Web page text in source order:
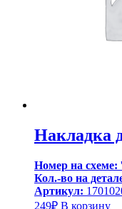
Накладка
Номер на схеме:
Кол.-во на
Артикул:
249₽ В корзину